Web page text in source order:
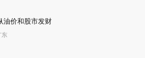
油价和股市发财
东